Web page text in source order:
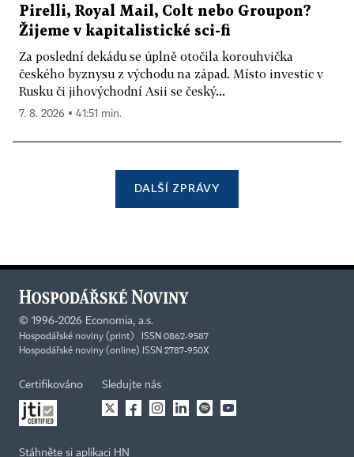
Pirelli, Royal Mail, Colt nebo Groupon?
Žijeme v kapitalistické sci-fi
Za poslední dekádu se úplně otočila korouhvička
českého byznysu z východu na západ. Místo investic v
Rusku či jihovýchodní Asii se český...
7. 8. 2026 ▪ 41:51 min.
DALŠÍ ZPRÁVY
© 1996-2026 Economia, a.s.
Hospodářské noviny (print) ISSN 0862-9587
Hospodářské noviny (online) ISSN 2787-950X
Certifikováno Sledujte nás
Stáhněte si aplikaci HN